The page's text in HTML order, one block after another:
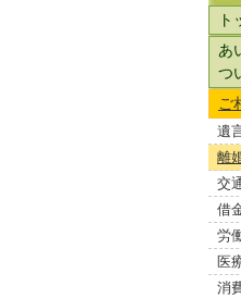
あ
つ
ご
遺
離
交
借
労
医
消